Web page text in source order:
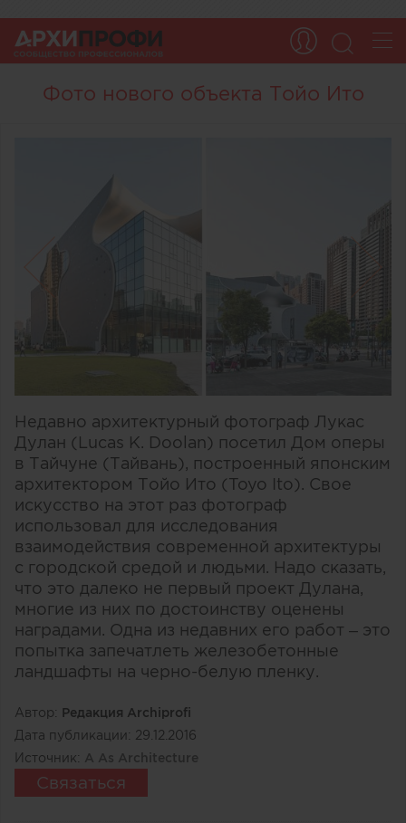
Фото нового объекта Тойо Ито
Недавно архитектурный фотограф Лукас
Дулан (Lucas K. Doolan) посетил Дом оперы
в Тайчуне (Тайвань), построенный японским
архитектором Тойо Ито (Toyo Ito). Свое
искусство на этот раз фотограф
использовал для исследования
взаимодействия современной архитектуры
с городской средой и людьми. Надо сказать,
что это далеко не первый проект Дулана,
многие из них по достоинству оценены
наградами. Одна из недавних его работ – это
попытка запечатлеть железобетонные
ландшафты на черно-белую пленку.
Автор: Редакция Archiprofi
Дата публикации: 29.12.2016
Источник: A As Architecture
Связаться